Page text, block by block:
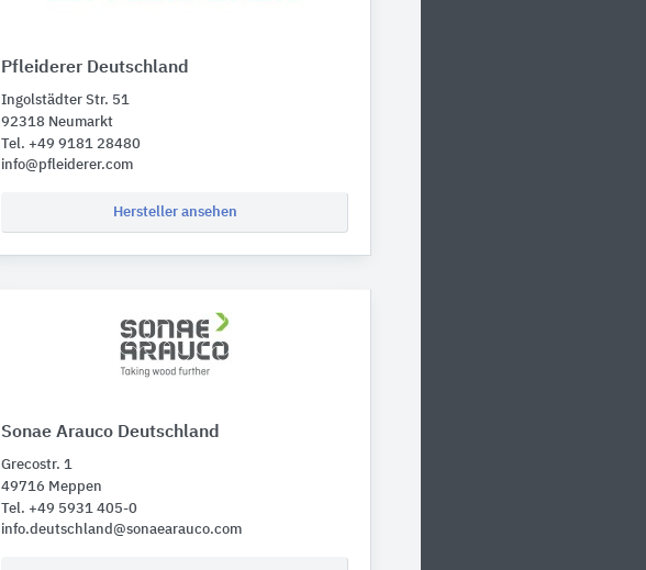
Pfleiderer Deutschland
Ingolstädter Str. 51
92318 Neumarkt
Tel. +49 9181 28480
info@pfleiderer.com
Hersteller ansehen
Sonae Arauco Deutschland
Grecostr. 1
49716 Meppen
Tel. +49 5931 405-0
info.deutschland@sonaearauco.com